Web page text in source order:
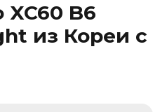
XC60 B6
из Кореи с